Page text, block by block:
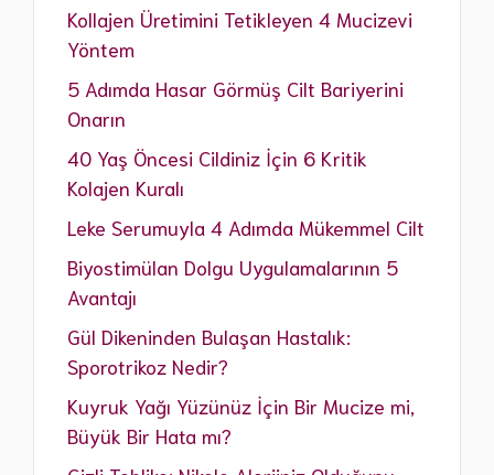
Kollajen Üretimini Tetikleyen 4 Mucizevi
Yöntem
5 Adımda Hasar Görmüş Cilt Bariyerini
Onarın
40 Yaş Öncesi Cildiniz İçin 6 Kritik
Kolajen Kuralı
Leke Serumuyla 4 Adımda Mükemmel Cilt
Biyostimülan Dolgu Uygulamalarının 5
Avantajı
Gül Dikeninden Bulaşan Hastalık:
Sporotrikoz Nedir?
Kuyruk Yağı Yüzünüz İçin Bir Mucize mi,
Büyük Bir Hata mı?